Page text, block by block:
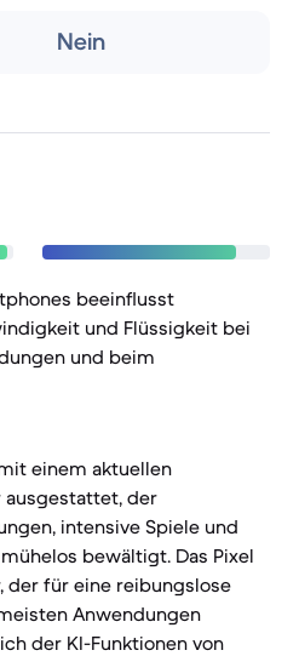
Nein
beeinflusst
und Flüssigkeit bei
und beim
einem aktuellen
ausgestattet, der
intensive Spiele und
bewältigt. Das Pixel
der für eine reibungslose
Anwendungen
der KI-Funktionen von